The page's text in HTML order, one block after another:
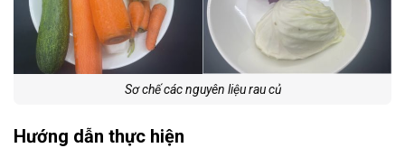
Sơ chế các nguyên liệu rau củ
Hướng dẫn thực hiện